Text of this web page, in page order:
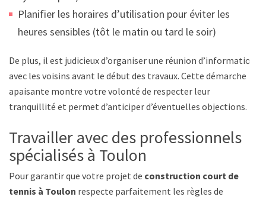
Planifier les horaires d’utilisation pour éviter les
heures sensibles (tôt le matin ou tard le soir)
De plus, il est judicieux d’organiser une réunion d’information
avec les voisins avant le début des travaux. Cette démarche
apaisante montre votre volonté de respecter leur
tranquillité et permet d’anticiper d’éventuelles objections.
Travailler avec des professionnels
spécialisés à Toulon
Pour garantir que votre projet de construction court de
tennis à Toulon respecte parfaitement les règles de